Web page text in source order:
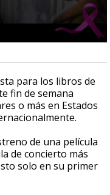
para los libros de
fin de semana
o más en Estados
de una película
de concierto más
solo en su primer